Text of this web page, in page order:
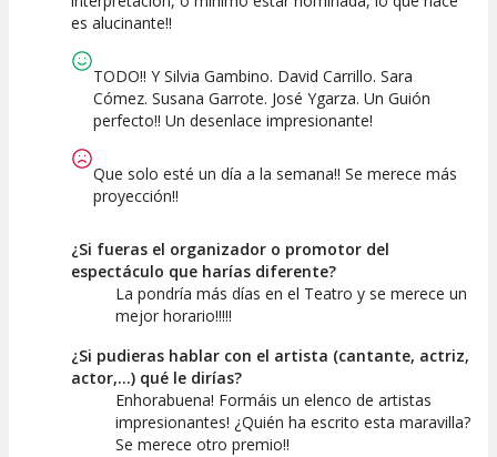
es alucinante!!
TODO!! Y Silvia Gambino. David Carrillo. Sara
Cómez. Susana Garrote. José Ygarza. Un Guión
perfecto!! Un desenlace impresionante!
Que solo esté un día a la semana!! Se merece más
proyección!!
¿Si fueras el organizador o promotor del
espectáculo que harías diferente?
La pondría más días en el Teatro y se merece un
mejor horario!!!!!
¿Si pudieras hablar con el artista (cantante, actriz,
actor,...) qué le dirías?
Enhorabuena! Formáis un elenco de artistas
impresionantes! ¿Quién ha escrito esta maravilla?
Se merece otro premio!!